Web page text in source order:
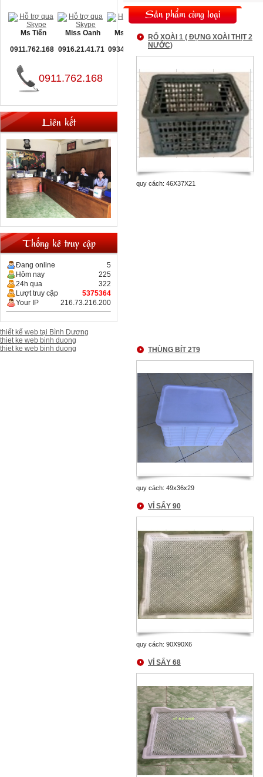
Ms Tiến
0911.762.168
Miss Oanh
0916.21.41.71
Ms Nguyệt
0934.093.660
0911.762.168
Liên kết
Thống kê truy cập
Đang online
5
Hôm nay
225
24h qua
322
Lượt truy cập
5375364
Your IP
216.73.216.200
thiết kế web tại Bình Dương
thiet ke web binh duong
thiet ke web binh duong
Sản phẩm cùng loại
RỔ XOÀI 1 ( ĐỰNG XOÀI THỊT 2
NƯỚC)
quy cách: 46X37X21
THÙNG BÍT 2T9
quy cách: 49x36x29
VỈ SẤY 90
quy cách: 90X90X6
VỈ SẤY 68